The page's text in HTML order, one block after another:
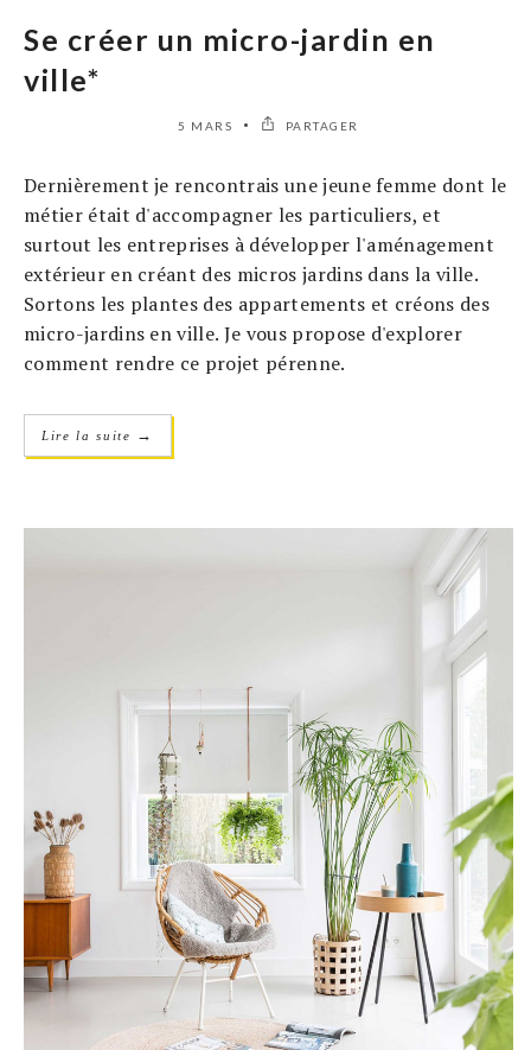
Se créer un micro-jardin en
ville*
5 MARS PARTAGER
Dernièrement je rencontrais une jeune femme dont le
métier était d'accompagner les particuliers, et
surtout les entreprises à développer l'aménagement
extérieur en créant des micros jardins dans la ville.
Sortons les plantes des appartements et créons des
micro-jardins en ville. Je vous propose d'explorer
comment rendre ce projet pérenne.
Lire la suite →